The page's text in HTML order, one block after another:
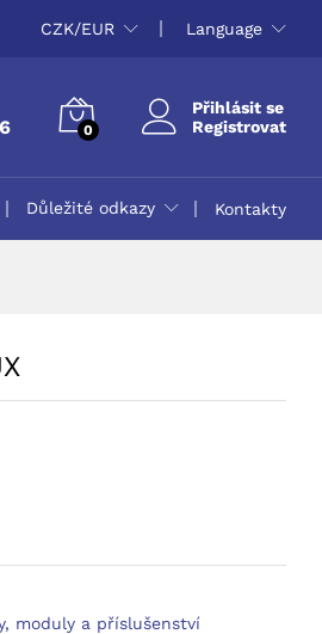
CZK/EUR Language
0
Přihlásit se
Registrovat
Důležité odkazy Kontakty
moduly a příslušenství